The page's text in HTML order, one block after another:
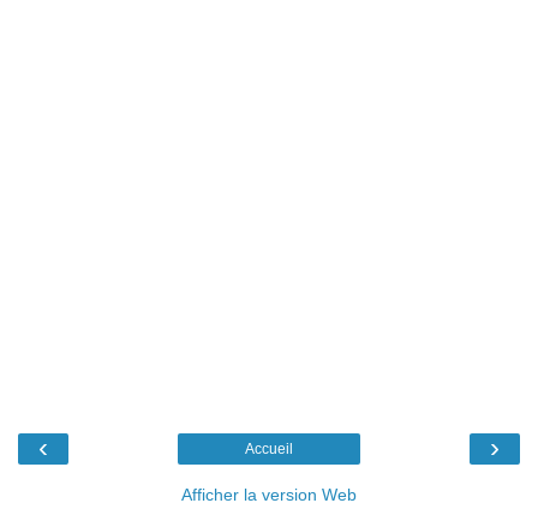
‹ ›
Accueil
Afficher la version Web